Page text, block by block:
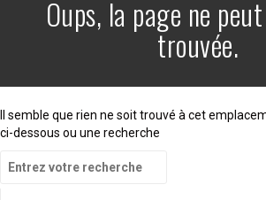
Oups, la page ne
trouvée.
Il semble que rien ne soit trouvé à cet
ci-dessous ou une recherche
pour